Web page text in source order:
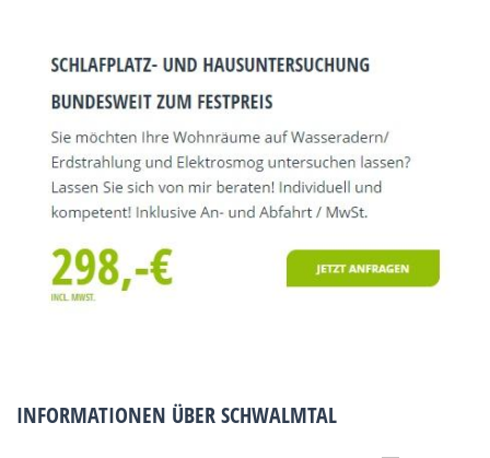
INFORMATIONEN ÜBER SCHWALMTAL